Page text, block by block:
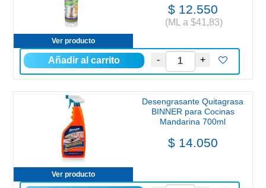
Ver producto
$ 12.550
(ML a $41,83)
Ver producto
Desengrasante Quitagrasa
BINNER para Cocinas
Mandarina 700ml
$ 14.050